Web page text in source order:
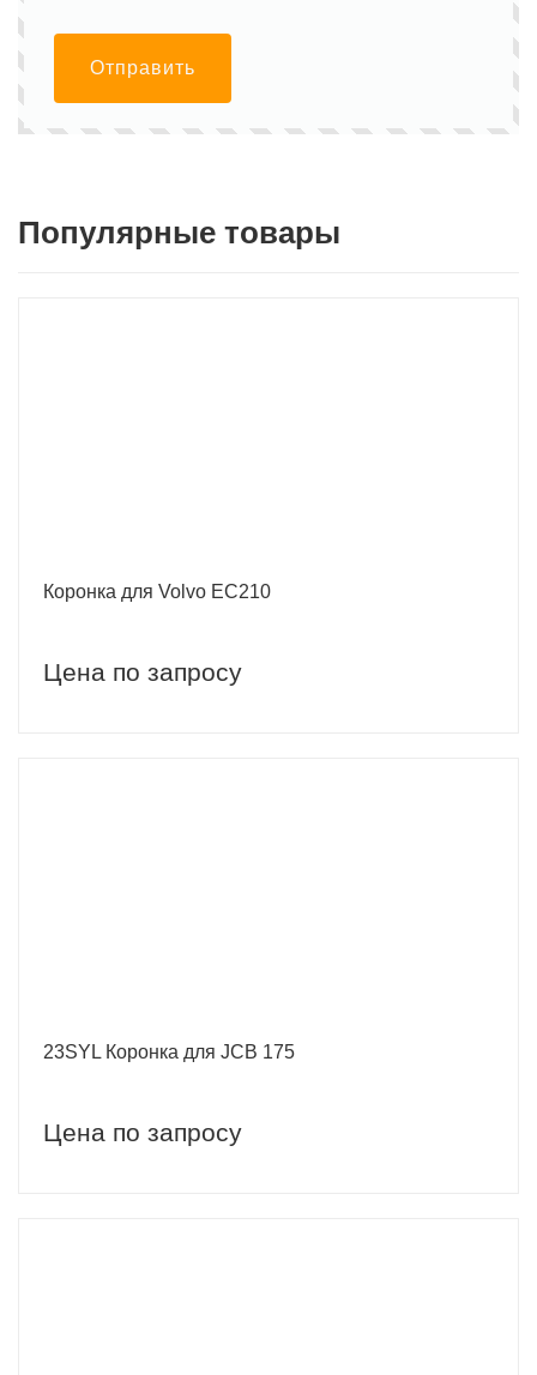
Отправить
Популярные товары
Коронка для Volvo EC210
Цена по запросу
23SYL Коронка для JCB 175
Цена по запросу